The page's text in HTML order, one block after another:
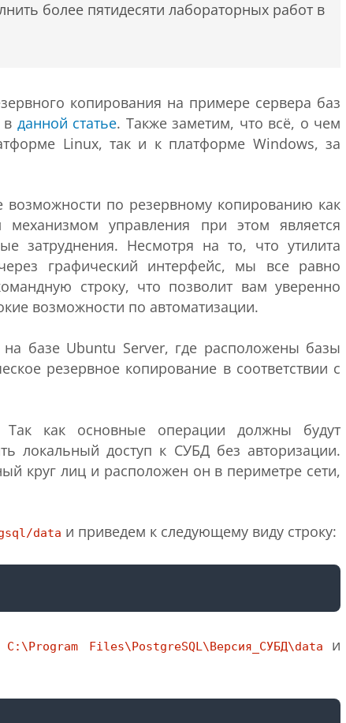
более пятидесяти лабораторных работ в
копирования на примере сервера баз
в данной статье. Также заметим, что всё, о чем
Linux, так и к платформе Windows, за
возможности по резервному копированию как
управления при этом является
затруднения. Несмотря на то, что утилита
графический интерфейс, мы все равно
строку, что позволит вам уверенно
возможности по автоматизации.
базе Ubuntu Server, где расположены базы
резервное копирование в соответствии с
как основные операции должны будут
локальный доступ к СУБД без авторизации.
круг лиц и расположен он в периметре сети,
data и приведем к следующему виду строку:
C:\Program Files\PostgreSQL\Версия_СУБД\data
и